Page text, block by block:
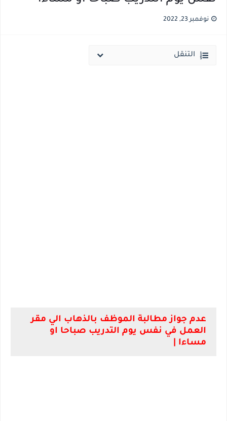
نوفمبر 23, 2022
التنقل
عدم جواز مطالبة الموظف بالذهاب الي مقر
العمل في نفس يوم التدريب صباحا او
مساءا |